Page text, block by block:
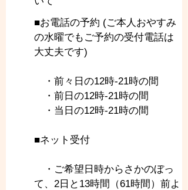
■お電話の予約 (ご本人おやすみ
の水曜でもご予約の受付電話は
大丈夫です)
・前々日の12時-21時の間
・前日の12時-21時の間
・当日の12時-21時の間
■ネット受付
・ご希望日時からさかのぼっ
て、2日と13時間（61時間）前よ